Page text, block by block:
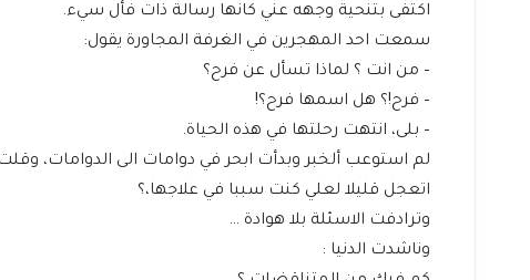
اكتفى بتنحية وجهه عني كانها رسالة ذات فأل سيء.
سمعت احد المهجرين في الغرفة المجاورة يقول:
– من انت ؟ لماذا تسأل عن فرح؟
– فرح!؟ هل اسمها فرح؟!
– بلى، انتهت رحلتها في هذه الحياة.
لم استوعب ألخبر وبدأت ابحر في دوامات الى الدوامات،
اتعجل قليلا لعلي كنت سببا في علاجها،؟
وترادفت الاسئلة بلا هوادة …
وناشدت الدنيا :